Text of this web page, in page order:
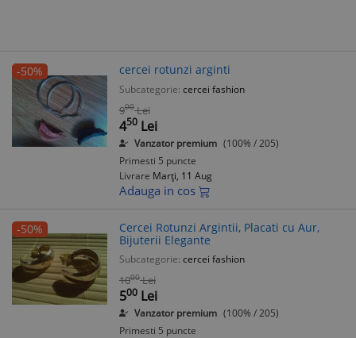
-50% cercei rotunzi arginti
Subcategorie: cercei fashion
900 Lei
450 Lei
Vanzator premium (100% / 205)
Primesti 5 puncte
Livrare Marți, 11 Aug
Adauga in cos
-50%
Cercei Rotunzi Argintii, Placati cu Aur,
Bijuterii Elegante
Subcategorie: cercei fashion
1000 Lei
500 Lei
Vanzator premium (100% / 205)
Primesti 5 puncte